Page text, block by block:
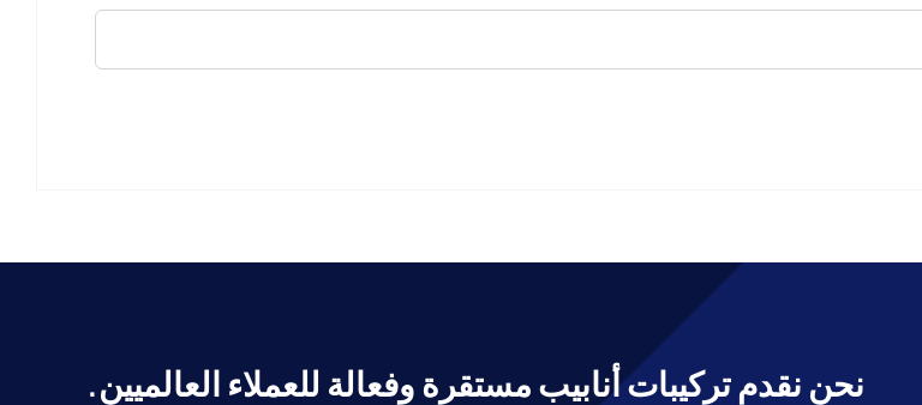
نحن نقدم تركيبات أنابيب مستقرة وفعالة للعملاء العالميين.